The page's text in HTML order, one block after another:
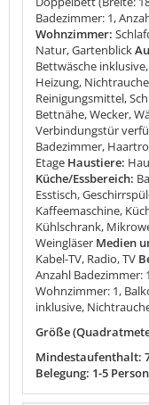
Badezimmer: 1,
Wohnzimmer:
Natur, Gartenblick
Bettwäsche
Heizung,
Reinigungsmittel,
Bettnähe, Wecker,
Verbindungstür
Badezimmer,
Etage Haustiere:
Küche/Essbereich:
Esstisch,
Kaffeemaschine,
Kühlschrank,
Weingläser Medien
Kabel-TV, Radio, TV
Anzahl Badezimmer:
Wohnzimmer: 1,
inklusive,
Größe
Mindestaufenthalt:
Belegung: 1-5